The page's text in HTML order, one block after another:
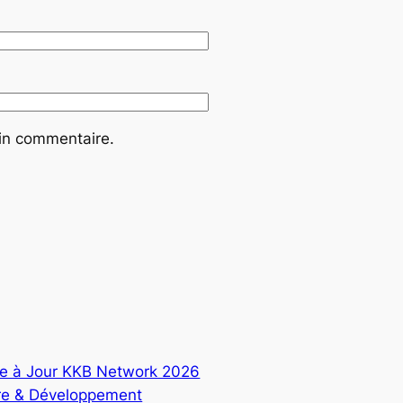
commentaire.
à Jour KKB Network 2026
& Développement